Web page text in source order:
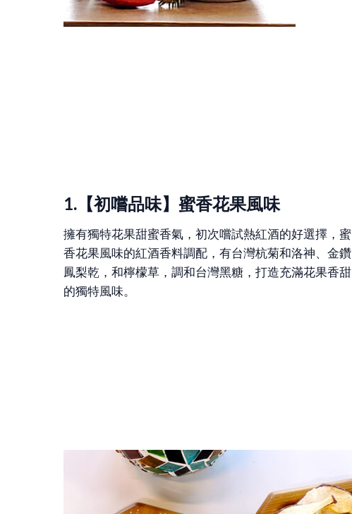
1.【初嚐品味】蜜香花果風味
擁有獨特花果甜蜜香氣，初次嚐試熱紅酒的好選擇，蜜
香花果風味的紅酒香料調配，有台灣杭菊和洛神、金鑽
鳳梨乾，和檸檬草，調和台灣黑糖，打造充滿花果香甜
的獨特風味。